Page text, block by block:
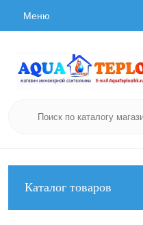
Меню
Каталог товаров